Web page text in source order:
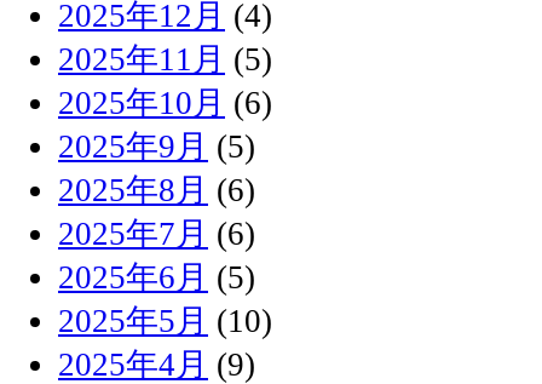
2025年12月 (4)
2025年11月 (5)
2025年10月 (6)
2025年9月 (5)
2025年8月 (6)
2025年7月 (6)
2025年6月 (5)
2025年5月 (10)
2025年4月 (9)